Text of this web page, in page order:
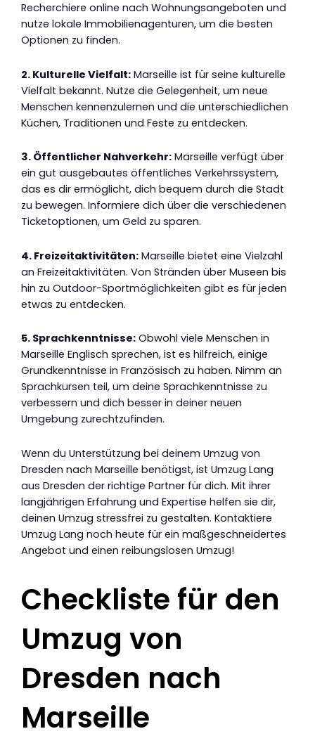
Recherchiere online nach Wohnungsangeboten und
nutze lokale Immobilienagenturen, um die besten
Optionen zu finden.
2. Kulturelle Vielfalt: Marseille ist für seine kulturelle
Vielfalt bekannt. Nutze die Gelegenheit, um neue
Menschen kennenzulernen und die unterschiedlichen
Küchen, Traditionen und Feste zu entdecken.
3. Öffentlicher Nahverkehr: Marseille verfügt über
ein gut ausgebautes öffentliches Verkehrssystem,
das es dir ermöglicht, dich bequem durch die Stadt
zu bewegen. Informiere dich über die verschiedenen
Ticketoptionen, um Geld zu sparen.
4. Freizeitaktivitäten: Marseille bietet eine Vielzahl
an Freizeitaktivitäten. Von Stränden über Museen bis
hin zu Outdoor-Sportmöglichkeiten gibt es für jeden
etwas zu entdecken.
5. Sprachkenntnisse: Obwohl viele Menschen in
Marseille Englisch sprechen, ist es hilfreich, einige
Grundkenntnisse in Französisch zu haben. Nimm an
Sprachkursen teil, um deine Sprachkenntnisse zu
verbessern und dich besser in deiner neuen
Umgebung zurechtzufinden.
Wenn du Unterstützung bei deinem Umzug von
Dresden nach Marseille benötigst, ist Umzug Lang
aus Dresden der richtige Partner für dich. Mit ihrer
langjährigen Erfahrung und Expertise helfen sie dir,
deinen Umzug stressfrei zu gestalten. Kontaktiere
Umzug Lang noch heute für ein maßgeschneidertes
Angebot und einen reibungslosen Umzug!
Checkliste für den
Umzug von
Dresden nach
Marseille